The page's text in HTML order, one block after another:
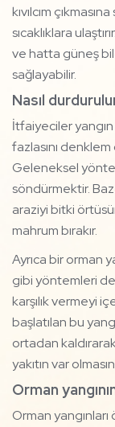
kıvılcım
sıcaklıklara
ve hatta güneş
sağlayabilir.
Nasıl
İtfaiyeciler
fazlasını denklem
Geleneksel
söndürmektir.
araziyi bitki
mahrum bırakır.
Ayrıca bir orman
gibi yöntemleri
karşılık vermeyi
başlatılan bu
ortadan
yakıtın var
Orman
Orman